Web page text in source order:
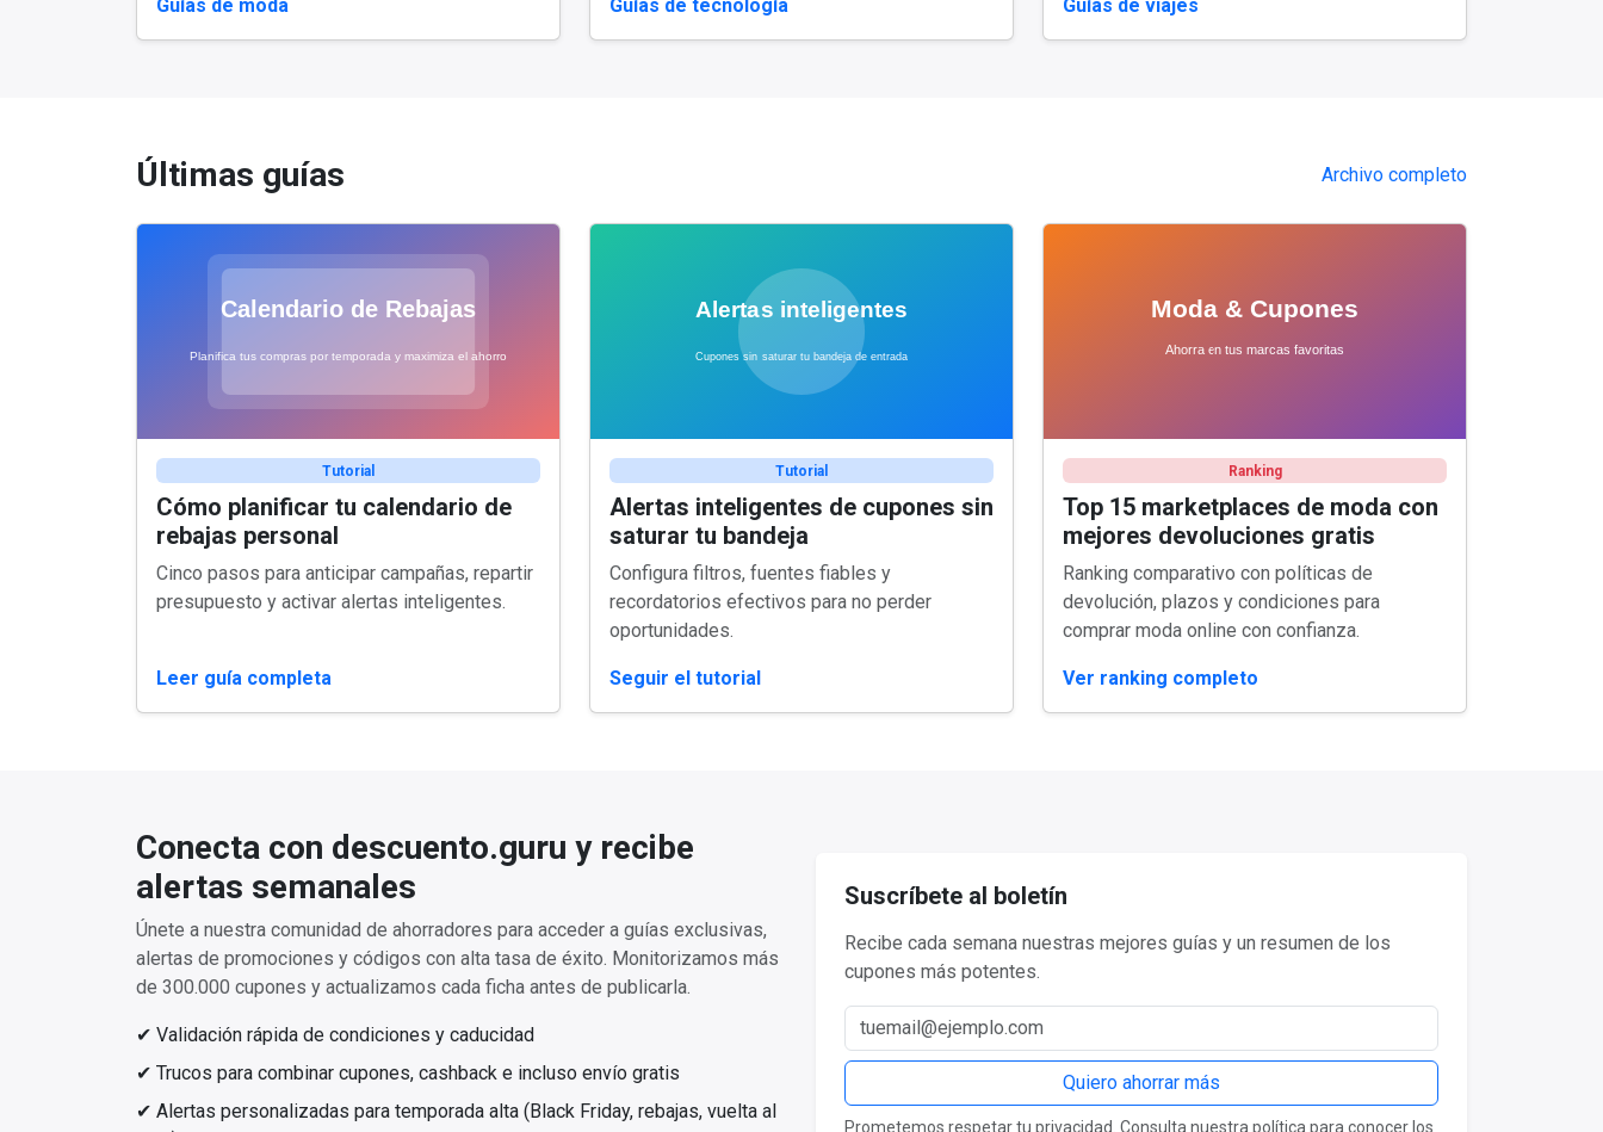
Guías de moda Guías de tecnología Guías de viajes
Últimas guías Archivo completo
Tutorial
Cómo planificar tu calendario de
rebajas personal
Cinco pasos para anticipar campañas, repartir
presupuesto y activar alertas inteligentes.
Leer guía completa
Tutorial
Alertas inteligentes de cupones sin
saturar tu bandeja
Configura filtros, fuentes fiables y
recordatorios efectivos para no perder
oportunidades.
Seguir el tutorial
Ranking
Top 15 marketplaces de moda con
mejores devoluciones gratis
Ranking comparativo con políticas de
devolución, plazos y condiciones para
comprar moda online con confianza.
Ver ranking completo
Conecta con descuento.guru y recibe
alertas semanales
Únete a nuestra comunidad de ahorradores para acceder a guías exclusivas,
alertas de promociones y códigos con alta tasa de éxito. Monitorizamos más
de 300.000 cupones y actualizamos cada ficha antes de publicarla.
✔ Validación rápida de condiciones y caducidad
✔ Trucos para combinar cupones, cashback e incluso envío gratis
✔ Alertas personalizadas para temporada alta (Black Friday, rebajas, vuelta al
Suscríbete al boletín
Recibe cada semana nuestras mejores guías y un resumen de los
cupones más potentes.
Correo electrónico
Quiero ahorrar más
Prometemos respetar tu privacidad. Consulta nuestra política para conocer los